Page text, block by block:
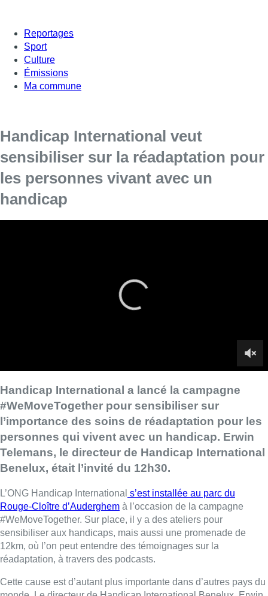
Reportages
Sport
Culture
Émissions
Ma commune
Handicap International veut
sensibiliser sur la réadaptation pour
les personnes vivant avec un
handicap
Telemans, le directeur de Handicap International
Benelux, était l’invité du 12h30.
sensibiliser aux handicaps, mais aussi une promenade de
12km, où l’on peut entendre des témoignages sur la
réadaptation, à travers des podcasts.
Cette cause est d’autant plus importante dans d’autres pays du
monde. Le directeur de Handicap International Benelux, Erwin
Telemans, a notamment eu l’occasion de travailler avec les
enfants en Afrique, vivants avec des pieds-bots : “
différence entre ici et là bas, c’est qu’ici, quand on nait avec
cette déformation, on est directement référés vers les soins
nécessaires. Dans les pays où Handicap International
intervient, les enfants arrivent souvent trop tard. Cela nécessite
des interventions beaucoup plus invasives et beaucoup plus
compliquées” explique-t-il. “ L’objectif est de sensibiliser ici en
Europe, mais aussi là-bas, de les former” ajoute Erwin
Telemans.
Dans le monde, 250 millions de personnes ont besoin de